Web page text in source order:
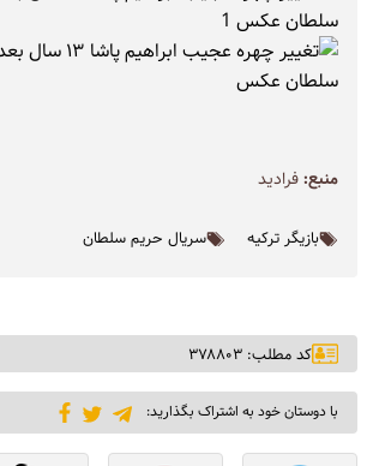
منبع:فرادید
بازیگر ترکیه سریال حریم سلطان
کد مطلب: ۳۷۸۸۰۳
با دوستان خود به اشتراک بگذارید: